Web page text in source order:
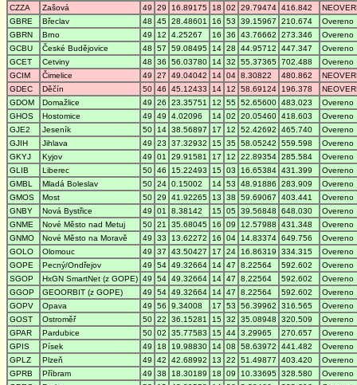
CZZA
Zašová 49 29 16.89175 18 02 29.79474 416.842
GBRE
Břeclav 48 45 28.48601 16 53 39.15967 210.674
Overeno
GBRN
Brno 49 12 4.25267 16 36 43.76662 273.346
Overeno
GCBU
České Budějovice 48 57 59.08495 14 28 44.95712 447.347
Overeno
GCET
Cetviny 48 36 56.03780 14 32 55.37365 702.488
Overeno
GCIM
Čimelice 49 27 49.04042 14 04 8.30822 480.862
GDEC
Děčín 50 46 45.12433 14 12 58.69124 196.378
GDOM
Domažlice 49 26 23.35751 12 55 52.65600 483.023
Overeno
GHOS
Hostomice 49 49 4.02096 14 02 20.05460 418.603
Overeno
GJE2
Jeseník 50 14 38.56897 17 12 52.42692 465.740
Overeno
GJIH
Jihlava 49 23 37.32932 15 35 58.05242 559.598
Overeno
GKYJ
Kyjov 49 01 29.91581 17 12 22.89354 285.584
Overeno
GLIB
Liberec 50 46 15.22493 15 03 16.65384 431.399
Overeno
GMBL
Mladá Boleslav 50 24 0.15002 14 53 48.91886 283.909
Overeno
GMOS
Most 50 29 41.92265 13 38 59.69067 403.441
Overeno
GNBY
Nová Bystřice 49 01 8.38142 15 05 39.56848 648.030
Overeno
GNME
Nové Město nad Metuj 50 21 35.68045 16 09 12.57988 431.348
Overeno
GNMO
Nové Město na Moravě 49 33 13.62272 16 04 14.83374 649.756
Overeno
GOLO
Olomouc 49 37 43.50427 17 24 16.86319 334.315
Overeno
GOPE
Pecný/Ondřejov 49 54 49.32664 14 47 8.22564 592.602
Overeno
SGOP
HxGN SmartNet (z GOPE) 49 54 49.32664 14 47 8.22564 592.602
Overeno
GGOP
GEOORBIT (z GOPE) 49 54 49.32664 14 47 8.22564 592.602
Overeno
GOPV
Opava 49 56 9.34008 17 53 56.39962 316.565
Overeno
GOST
Ostroměř 50 22 36.15281 15 32 35.08948 320.509
Overeno
GPAR
Pardubice 50 02 35.77583 15 44 3.29965 270.657
Overeno
GPIS
Písek 49 18 19.98830 14 08 58.63972 441.482
Overeno
GPLZ
Plzeň 49 42 42.68992 13 22 51.49877 403.420
Overeno
GPRB
Příbram 49 38 18.30189 18 09 10.33695 328.580
Overeno